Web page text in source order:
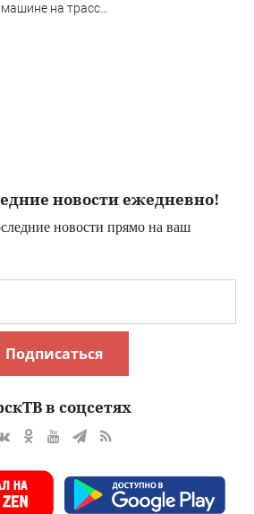
машине на трассе
новости ежедневно!
новости прямо на ваш
Подписаться
в соцсетях